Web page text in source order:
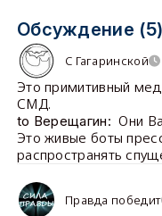
Обсуждение (5)
С Гагаринской
Это примитивный
СМД.
to Верещагин: Они
Это живые боты
распространять
Правда победит